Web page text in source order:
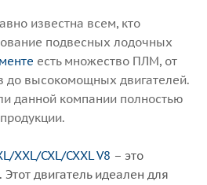
известна всем, кто
подвесных лодочных
есть множество ПЛМ, от
до высокомощных двигателей.
данной компании полностью
XXL/CXL/CXXL V8 – это
двигатель идеален для